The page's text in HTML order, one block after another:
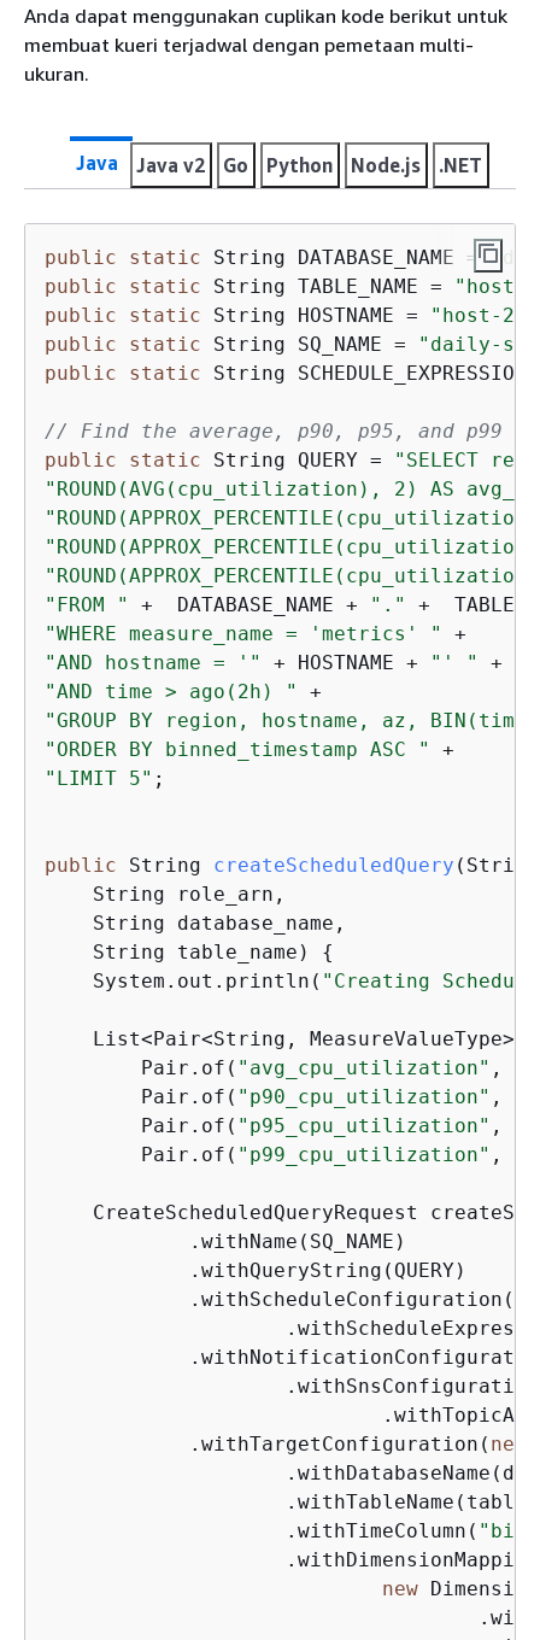
Anda dapat menggunakan cuplikan kode berikut untuk
membuat kueri terjadwal dengan pemetaan multi-
ukuran.
Java Java v2 Go Python Node.js .NET
public static String DATABASE_NAME =
public
static String TABLE_NAME =
public
static String HOSTNAME =
"host-
public
static String SQ_NAME =
"daily-
public
static String
// Find the average, p90, p95, and p99
public
static String QUERY =
"SELECT
"ROUND(AVG(cpu_utilization), 2) AS
"FROM "
+  DATABASE_NAME + "."
+
"WHERE measure_name = 'metrics' "
"AND hostname = '"
+ HOSTNAME + "' "
"AND time > ago(2h) "
"GROUP BY region, hostname, az,
"ORDER BY binned_timestamp ASC "
"LIMIT 5" ;
public String createScheduledQuery
    String role_arn,
    String database_name,
    String table_name)
{
    System.out.println(
"Creating
List<Pair<String,
        Pair.of(
"avg_cpu_utilization" ,
        Pair.of(
"p90_cpu_utilization" ,
        Pair.of(
"p95_cpu_utilization" ,
        Pair.of(
"p99_cpu_utilization" ,
CreateScheduledQueryRequest
            .withName(SQ_NAME)
            .withQueryString(QUERY)
            .withScheduleConfiguration(
            .withTargetConfiguration(
new
                    .withTimeColumn(
new